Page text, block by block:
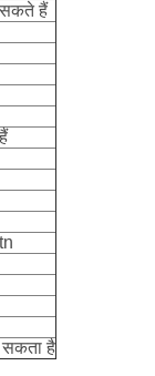
हैं
सकता है